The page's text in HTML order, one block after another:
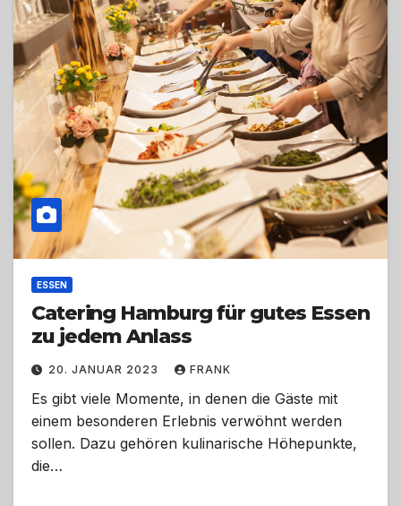
ESSEN
Catering Hamburg für gutes Essen
zu jedem Anlass
20. JANUAR 2023 FRANK
Es gibt viele Momente, in denen die Gäste mit
einem besonderen Erlebnis verwöhnt werden
sollen. Dazu gehören kulinarische Höhepunkte,
die…